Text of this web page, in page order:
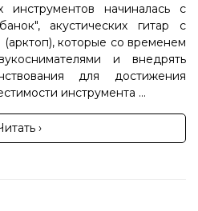
инструментов начиналась с
акустических гитар с
которые со временем
и внедрять
для достижения
инструмента ...
›